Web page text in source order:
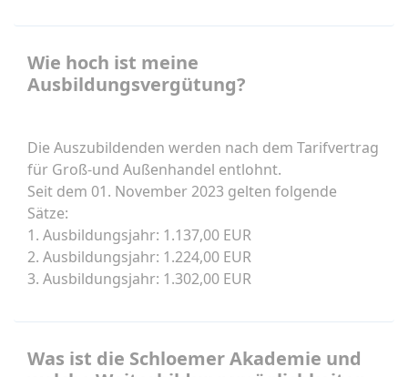
Wie hoch ist meine
Ausbildungsvergütung?
Die Auszubildenden werden nach dem Tarifvertrag
für Groß-und Außenhandel entlohnt.
Seit dem 01. November 2023 gelten folgende
Sätze:
1. Ausbildungsjahr: 1.137,00 EUR
2. Ausbildungsjahr: 1.224,00 EUR
3. Ausbildungsjahr: 1.302,00 EUR
Was ist die Schloemer Akademie und